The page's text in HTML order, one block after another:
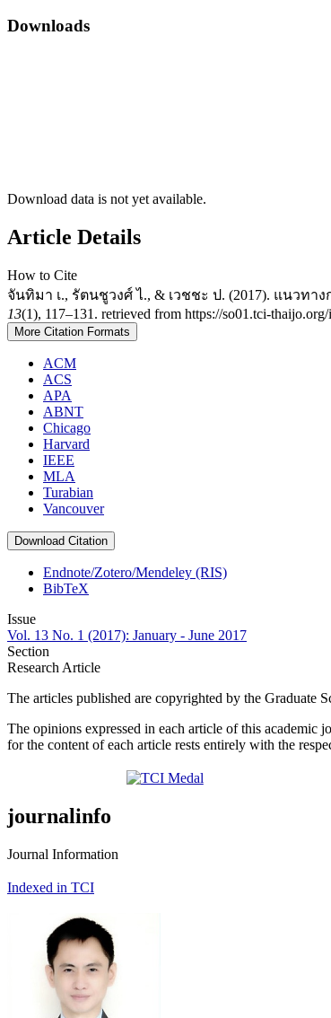
Downloads
Download data is not yet available.
Article Details
How to Cite
จันทิมา เ., รัตนชูวงศ์ ไ., & เวชชะ ป. (2017). แนวท
13(1), 117–131. retrieved from https://so01.tci-
More Citation Formats
ACM
ACS
APA
ABNT
Chicago
Harvard
IEEE
MLA
Turabian
Vancouver
Download Citation
Endnote/Zotero/Mendeley (RIS)
BibTeX
Issue
Vol. 13 No. 1 (2017): January - June 2017
Section
Research Article
The articles published are copyrighted by the Graduate
The opinions expressed in each article of this
for the content of each article rests entirely with the
journalinfo
Journal Information
Indexed in TCI